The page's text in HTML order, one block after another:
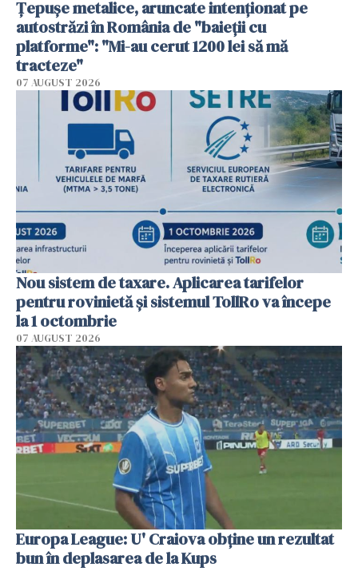
Țepușe metalice, aruncate intenționat pe
autostrăzi în România de "baieții cu
platforme": "Mi-au cerut 1200 lei să mă
tracteze"
07 AUGUST 2026
Nou sistem de taxare. Aplicarea tarifelor
pentru rovinietă şi sistemul TollRo va începe
la 1 octombrie
07 AUGUST 2026
Europa League: U' Craiova obține un rezultat
bun în deplasarea de la Kups